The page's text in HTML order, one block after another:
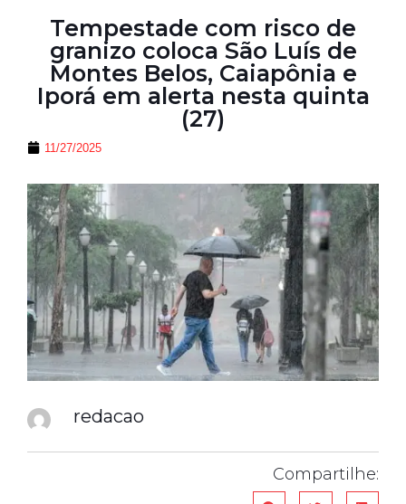
Tempestade com risco de
granizo coloca São Luís de
Montes Belos, Caiapônia e
Iporá em alerta nesta quinta
(27)
11/27/2025
redacao
Compartilhe: